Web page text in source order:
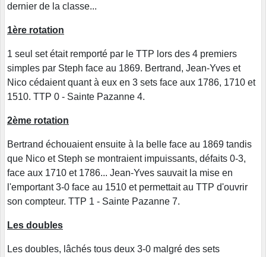
dernier de la classe...
1ère rotation
1 seul set était remporté par le TTP lors des 4 premiers
simples par Steph face au 1869. Bertrand, Jean-Yves et
Nico cédaient quant à eux en 3 sets face aux 1786, 1710 et
1510. TTP 0 - Sainte Pazanne 4.
2ème rotation
Bertrand échouaient ensuite à la belle face au 1869 tandis
que Nico et Steph se montraient impuissants, défaits 0-3,
face aux 1710 et 1786... Jean-Yves sauvait la mise en
l'emportant 3-0 face au 1510 et permettait au TTP d'ouvrir
son compteur. TTP 1 - Sainte Pazanne 7.
Les doubles
Les doubles, lâchés tous deux 3-0 malgré des sets